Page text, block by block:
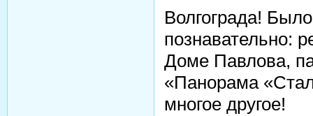
Волгограда!
познавательно:
Доме Павлова,
«Панорама
многое другое!